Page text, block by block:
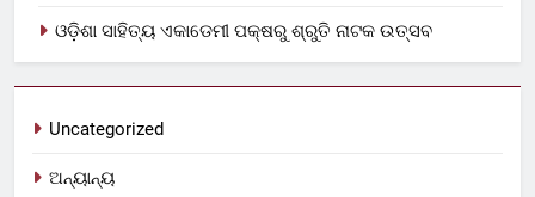
ଓଡ଼ିଶା ସାହିତ୍ୟ ଏକାଡେମୀ ପକ୍ଷରୁ ଶ୍ରୁତି ନାଟକ ଉତ୍ସବ
Uncategorized
ଅନ୍ୟାନ୍ୟ